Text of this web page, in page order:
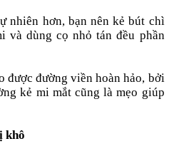
nhiên hơn, bạn nên kẻ bút chì
và dùng cọ nhỏ tán đều phần
được đường viền hoàn hảo, bởi
kẻ mi mắt cũng là mẹo giúp
khô